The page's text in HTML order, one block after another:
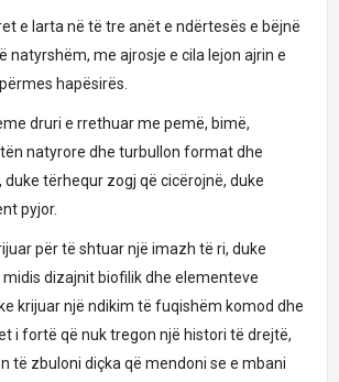
e larta në të tre anët e ndërtesës e bëjnë
natyrshëm, me ajrosje e cila lejon ajrin e
hapësirës.
druri e rrethuar me pemë, bimë,
natyrore dhe turbullon format dhe
tërhequr zogj që cicërojnë, duke
pyjor.
për të shtuar një imazh të ri, duke
dizajnit biofilik dhe elementeve
krijuar një ndikim të fuqishëm komod dhe
i fortë që nuk tregon një histori të drejtë,
të zbuloni diçka që mendoni se e mbani